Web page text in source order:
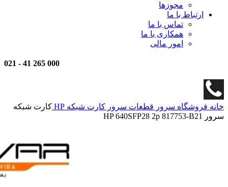
مجوزها
ارتباط با ما
تماس با ما
همکاری با ما
امور مالی
000 265 41
-
خانه فروشگاه سرور قطعات سرور کارت شبکه HP
کارت شبکه
سرور HP 640SFP28 2p 817753-B21